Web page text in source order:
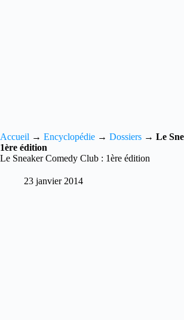
Accueil → Encyclopédie → Dossiers → Le
1ère édition
Le Sneaker Comedy Club : 1ère édition
23 janvier 2014